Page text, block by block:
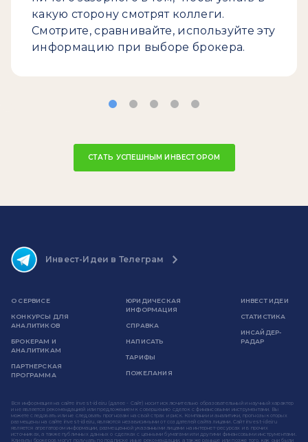
какую сторону смотрят коллеги.
Смотрите, сравнивайте, используйте эту
информацию при выборе брокера.
СТАТЬ УСПЕШНЫМ ИНВЕСТОРОМ
Инвест-Идеи в Телеграм
О СЕРВИСЕ
КОНКУРСЫ ДЛЯ
АНАЛИТИКОВ
БРОКЕРАМ И
АНАЛИТИКАМ
ПАРТНЕРСКАЯ
ПРОГРАММА
ЮРИДИЧЕСКАЯ
ИНФОРМАЦИЯ
СПРАВКА
НАПИСАТЬ
ТАРИФЫ
ПОЖЕЛАНИЯ
ИНВЕСТ ИДЕИ
СТАТИСТИКА
ИНСАЙДЕР-
РАДАР
Вся информация на сайте invest-idei.ru (далее - Сайт) носит исключительно образовательный и научный характер
и не является рекомендацией или предложением к совершению сделок с финансовыми инструментами. Вы
можете следовать или не следовать прогнозам на свой страх и риск. Компании и аналитики, прогнозы которых
размещены на сайте invest-idei.ru, являются независимыми от создателей сайта лицами. Сайт invest-idei.ru
является агрегатором информации, размещенной указанными лицами на интернет-ресурсах и в прочих
источниках, а также публичных данных о сделках с ценными бумагами или другими финансовыми инструментами.
Клиенты брокеров могут получать по подписке иные рекомендации, а также раньше или позже того, как они были